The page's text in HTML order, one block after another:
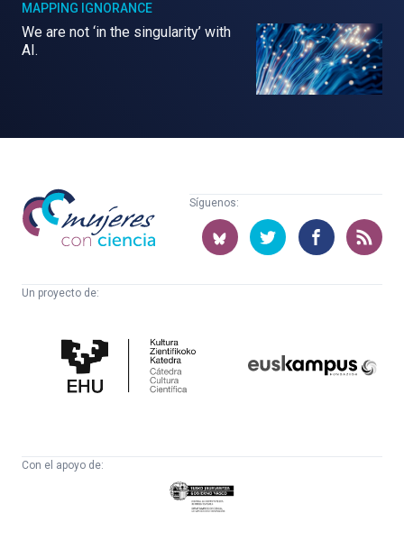
MAPPING IGNORANCE
We are not ‘in the singularity’ with
AI.
Mujeres
con
ciencia
Síguenos:
Un proyecto de:
Cultura
Científica
Con el apoyo de:
Eusko
Jaurlaritza